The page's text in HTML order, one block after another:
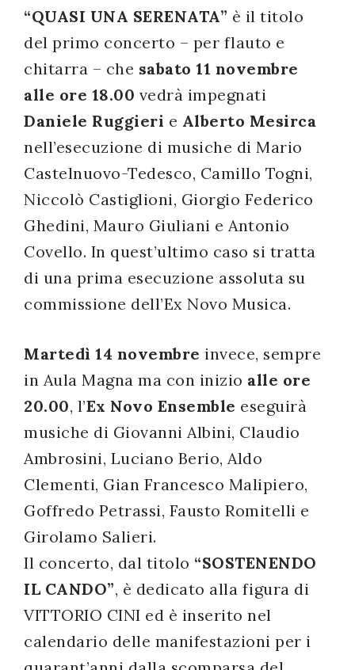
“QUASI UNA SERENATA” è il titolo
del primo concerto – per flauto e
chitarra – che sabato 11 novembre
alle ore 18.00 vedrà impegnati
Daniele Ruggieri e Alberto Mesirca
nell’esecuzione di musiche di Mario
Castelnuovo-Tedesco, Camillo Togni,
Niccolò Castiglioni, Giorgio Federico
Ghedini, Mauro Giuliani e Antonio
Covello. In quest’ultimo caso si tratta
di una prima esecuzione assoluta su
commissione dell’Ex Novo Musica.
Martedì 14 novembre invece, sempre
in Aula Magna ma con inizio alle ore
20.00, l’Ex Novo Ensemble eseguirà
musiche di Giovanni Albini, Claudio
Ambrosini, Luciano Berio, Aldo
Clementi, Gian Francesco Malipiero,
Goffredo Petrassi, Fausto Romitelli e
Girolamo Salieri.
Il concerto, dal titolo “SOSTENENDO
IL CANDO”, è dedicato alla figura di
VITTORIO CINI ed è inserito nel
calendario delle manifestazioni per i
Registrazione
avvenuta con
successo!